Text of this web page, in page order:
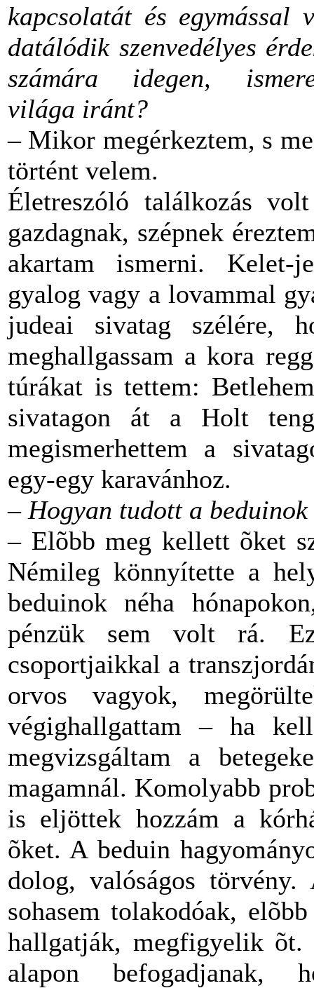
kapcsolatát és egymással
datálódik szenvedélyes
számára idegen,
világa iránt?
– Mikor megérkeztem, s
történt velem.
Életreszóló találkozás
gazdagnak, szépnek
akartam ismerni. Kelet-
gyalog vagy a lovammal
judeai sivatag szélére,
meghallgassam a kora
túrákat is tettem:
sivatagon át a Holt
megismerhettem a
egy-egy karavánhoz.
– Hogyan tudott a
– Elõbb meg kellett õket
Némileg könnyítette a
beduinok néha
pénzük sem volt rá.
csoportjaikkal a
orvos vagyok,
végighallgattam – ha
megvizsgáltam a
magamnál. Komolyabb
is eljöttek hozzám a
õket. A beduin
dolog, valóságos törvény.
sohasem tolakodóak,
hallgatják, megfigyelik
alapon befogadjanak,